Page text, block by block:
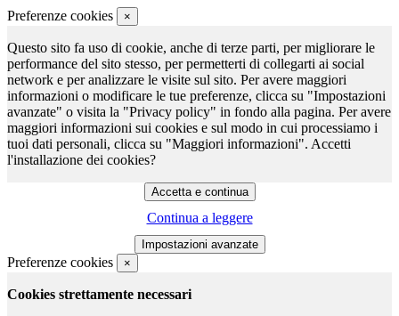
Preferenze cookies ×
Questo sito fa uso di cookie, anche di terze parti, per migliorare le
performance del sito stesso, per permetterti di collegarti ai social
network e per analizzare le visite sul sito. Per avere maggiori
informazioni o modificare le tue preferenze, clicca su "Impostazioni
avanzate" o visita la "Privacy policy" in fondo alla pagina. Per avere
maggiori informazioni sui cookies e sul modo in cui processiamo i
tuoi dati personali, clicca su "Maggiori informazioni". Accetti
l'installazione dei cookies?
Continua a leggere
Preferenze cookies ×
Cookies strettamente necessari